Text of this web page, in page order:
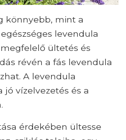
könnyebb, mint a
levendula
ültetés és
révén a fás levendula
A levendula
jó vízelvezetés és a
érdekében ültesse